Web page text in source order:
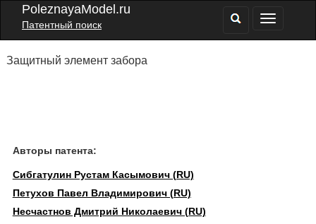
PoleznayaModel.ru
Патентный поиск
Защитный элемент забора
Авторы патента:
Сибгатулин Рустам Касымович (RU)
Петухов Павел Владимирович (RU)
Несчастнов Дмитрий Николаевич (RU)